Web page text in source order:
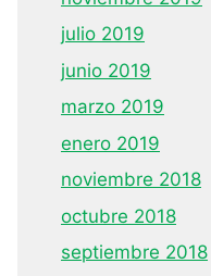
julio 2019
junio 2019
marzo 2019
enero 2019
noviembre 2018
octubre 2018
septiembre 2018